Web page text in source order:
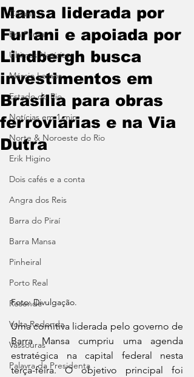
Coluna
Em Pauta
Últimas Notícias
Márcio Lemos
Estado do Rio
Notícias em 1 min
Norte & Noroeste do Rio
Erik Higino
Dois cafés e a conta
Angra dos Reis
Barra do Piraí
Barra Mansa
Pinheiral
Porto Real
Resende
Volta Redonda
Vassouras
Palavra da Presidenta
Mansa liderada por
Furlani e apoiada por
Lindbergh busca
investimentos em
Brasília para obras
ferroviárias e na Via
Dutra
Foto: Divulgação.
Uma comitiva liderada pelo governo de
Barra Mansa cumpriu uma agenda
estratégica na capital federal nesta
terça-feira. O objetivo principal foi